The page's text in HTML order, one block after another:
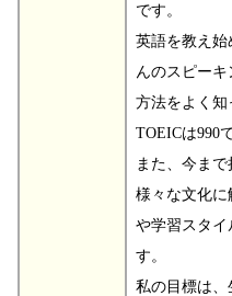
です。
英語を教え始
んのスピー
方法をよく知
TOEICは990
また、今ま
様々な文化に
や学習スタイ
す。
私の目標は、